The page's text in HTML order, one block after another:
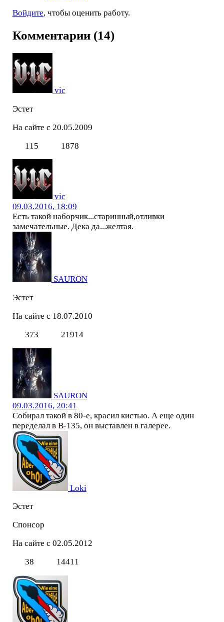
Войдите, чтобы оценить работу.
Комментарии (14)
vic
Эстет
На сайте с 20.05.2009
115
1878
vic
09.03.2016, 18:09
Есть такой наборчик...старинный,отливки
замечательные. Дека да...желтая.
SAURON
Эстет
На сайте с 18.07.2010
373
21914
SAURON
09.03.2016, 20:41
Собирал такой в 80-е, красил кистью. А еще один
переделал в В-135, он выставлен в галерее.
Loki
Эстет
Спонсор
На сайте с 02.05.2012
38
14411